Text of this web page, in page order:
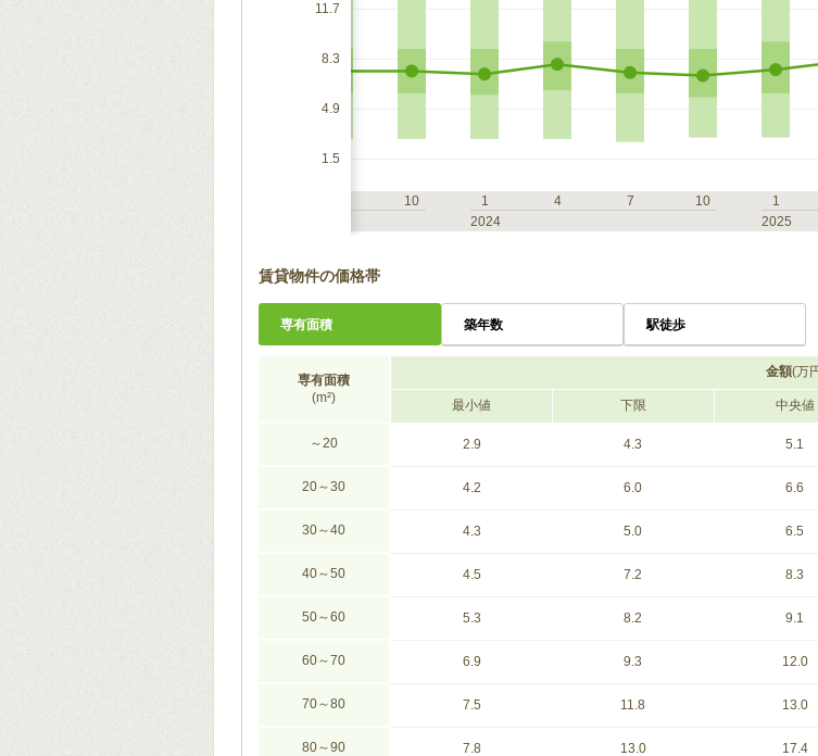
11.7
8.3
4.9
1.5
10
1 4 7
10
2024
1
2025
賃貸物件の価格帯
専有面積 築年数 駅徒歩
専有面積
(m²)
金額(万
最小値 下限 中央値
～20 2.9 4.3 5.1
20～30 4.2 6.0 6.6
30～40 4.3 5.0 6.5
40～50 4.5 7.2 8.3
50～60 5.3 8.2 9.1
60～70 6.9 9.3 12.0
70～80 7.5 11.8 13.0
80～90 7.8 13.0 17.4